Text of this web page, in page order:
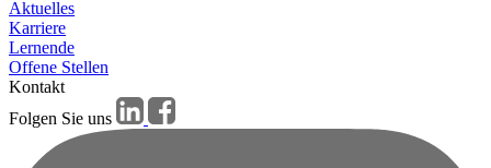
Aktuelles
Karriere
Lernende
Offene Stellen
Kontakt
Folgen Sie uns